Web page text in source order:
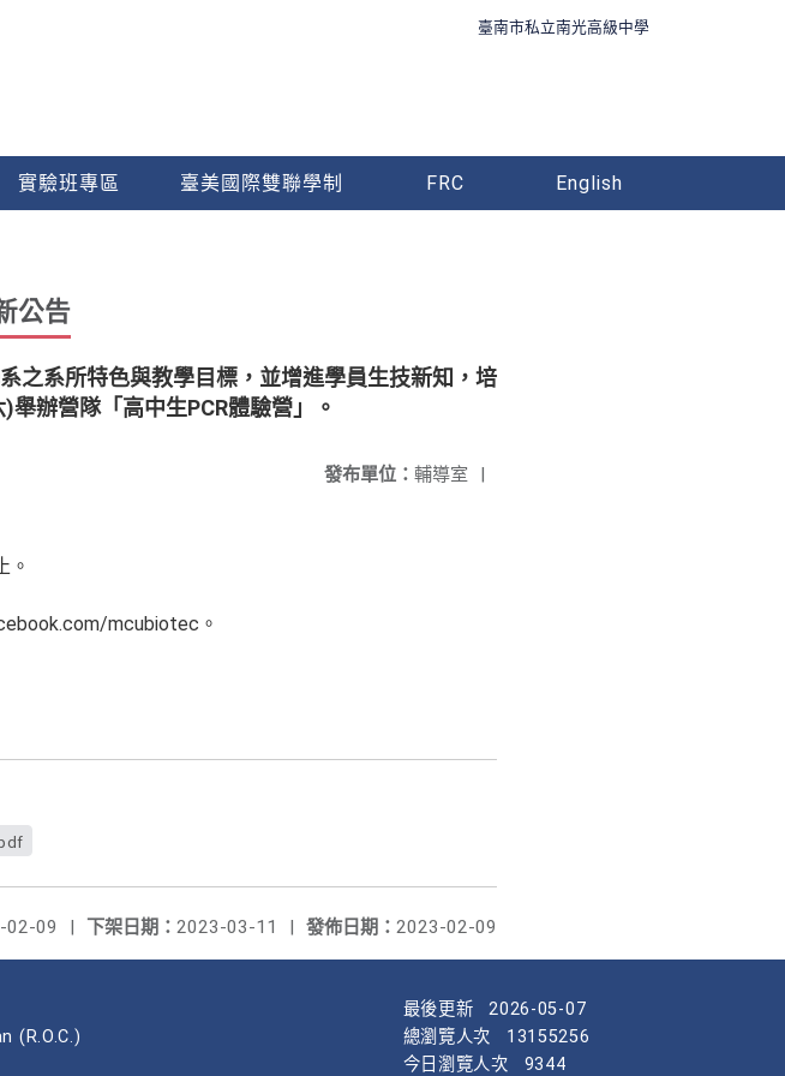
臺南市私立南光高級中學
實驗班專區 臺美國際雙聯學制 FRC English
公告
之系所特色與教學目標，並增進學員生技新知，培
辦營隊「高中生PCR體驗營」。
發布單位： 輔導室 |
。
mcubiotec。
發佈日期： 2023-02-09
下架日期： 2023-03-11 |
02-09 |
(R.O.C.)
最後更新
2026-05-07
總瀏覽人次
13155256
今日瀏覽人次
9344